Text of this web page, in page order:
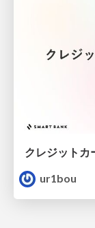
クレジットカ
ur1bou